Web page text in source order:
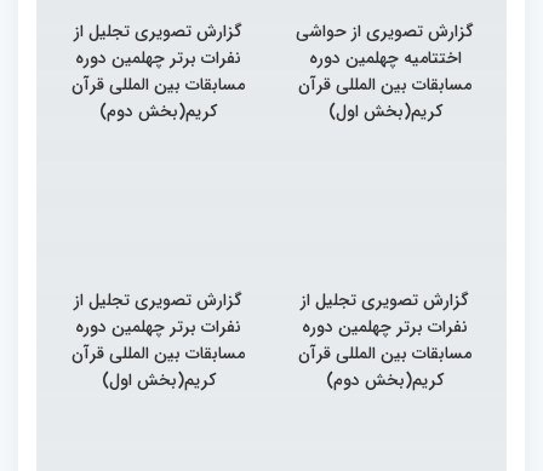
گزارش تصویری از حواشی
اختتامیه چهلمین دوره
مسابقات بین المللی قرآن
کریم(بخش اول)
گزارش تصویری تجلیل از
نفرات برتر چهلمین دوره
مسابقات بین المللی قرآن
کریم(بخش دوم)
گزارش تصویری تجلیل از
نفرات برتر چهلمین دوره
مسابقات بین المللی قرآن
کریم(بخش دوم)
گزارش تصویری تجلیل از
نفرات برتر چهلمین دوره
مسابقات بین المللی قرآن
کریم(بخش اول)